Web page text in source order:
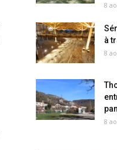
8
à
8
8